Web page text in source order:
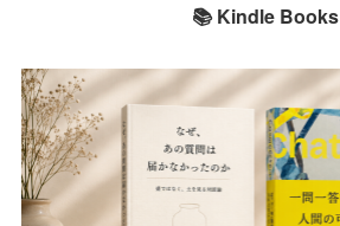
📚 Kindle Books